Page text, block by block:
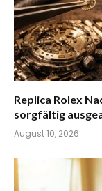
Replica Rolex
sorgfältig
August 10, 2026